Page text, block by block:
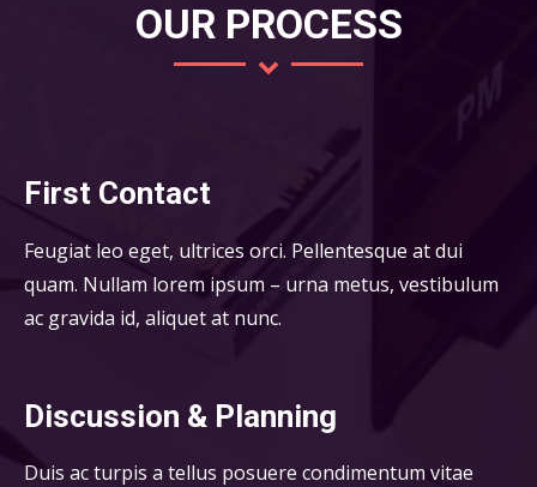
OUR PROCESS
First Contact
Feugiat leo eget, ultrices orci. Pellentesque at dui
quam. Nullam lorem ipsum – urna metus, vestibulum
ac gravida id, aliquet at nunc.
Discussion & Planning
Duis ac turpis a tellus posuere condimentum vitae